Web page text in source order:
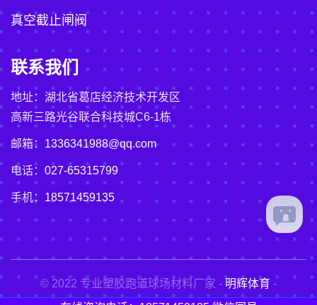
真空截止闸阀
联系我们
地址：湖北省葛店经济技术开发区
高新三路光谷联合科技城C6-1栋
邮箱： 1336341988@qq.com
电话： 027-65315799
手机： 18571459135
© 2022 专业塑胶跑道球场材料厂家 - 明辉体育 -